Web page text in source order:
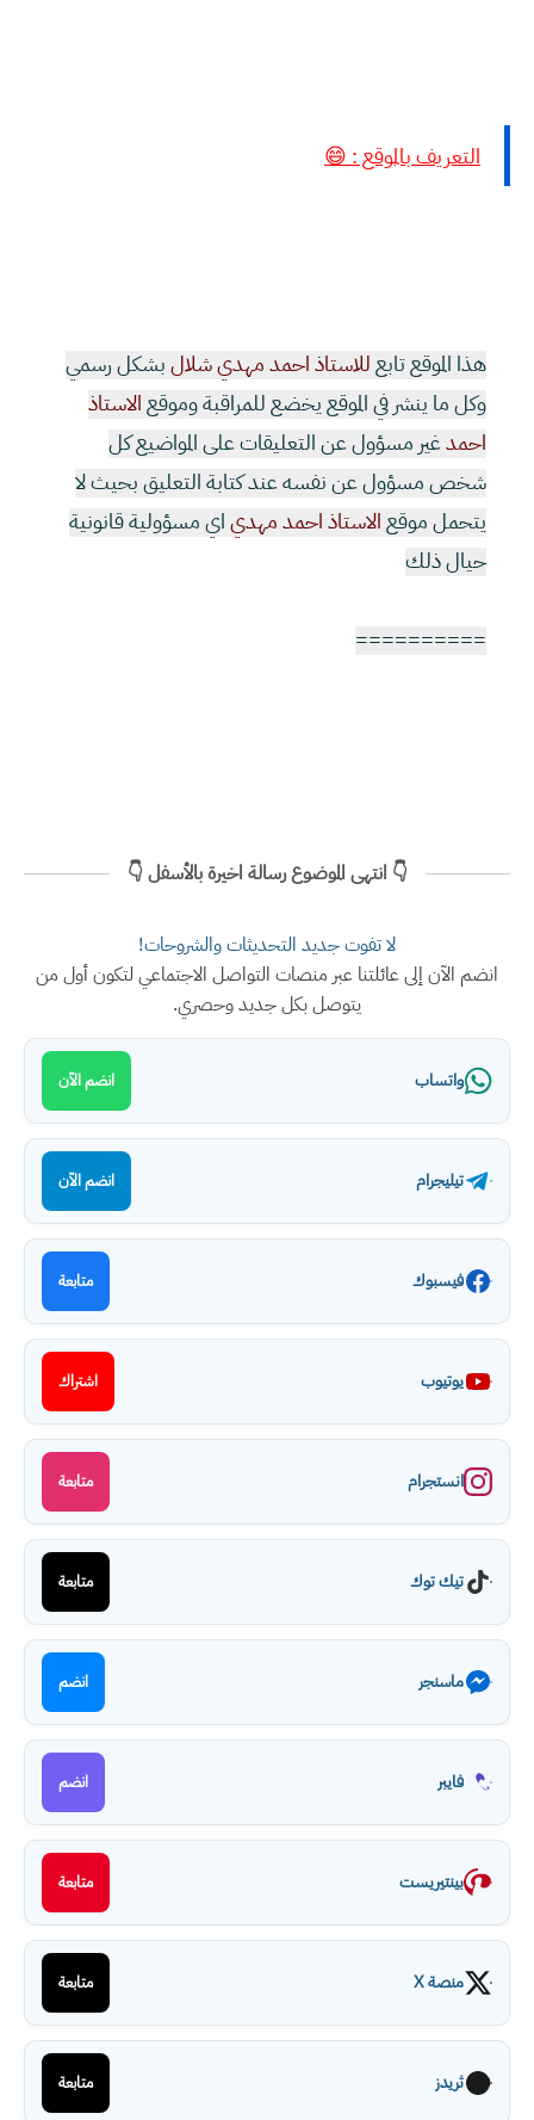
التعريف بالموقع : 😄
هذا الموقع تابعللاستاذ احمد مهدي شلالبشكل رسمي
وكل ما ينشر في الموقع يخضع للمراقبة وموقعالاستاذ
احمدغير مسؤول عن التعليقات على المواضيع كل
شخص مسؤول عن نفسه عند كتابة التعليق بحيث لا
يتحمل موقعالاستاذ احمد مهدياي مسؤولية قانونية
حيال ذلك
==========
👇 انتهى الموضوع رسالة اخيرة بالأسفل 👇
لا تفوت جديد التحديثات والشروحات!
انضم الآن إلى عائلتنا عبر منصات التواصل الاجتماعي لتكون أول من
يتوصل بكل جديد وحصري.
واتساب انضم الآن
تيليجرام انضم الآن
فيسبوك متابعة
يوتيوب اشتراك
انستجرام متابعة
تيك توك متابعة
ماسنجر انضم
فايبر انضم
بينتيريست متابعة
منصة X متابعة
ثريدز متابعة